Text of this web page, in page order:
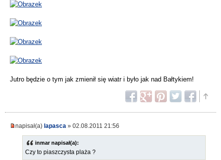
Jutro będzie o tym jak zmienił się wiatr i było jak nad Bałtykiem!
napisał(a) lapasca » 02.08.2011 21:56
inmar napisał(a):
Czy to piaszczysta plaża ?